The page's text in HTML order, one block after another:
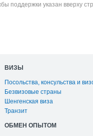
поддержки указан вверху
ВИЗЫ
Посольства, консульства и
Безвизовые страны
Шенгенская виза
Транзит
ОБМЕН ОПЫТОМ